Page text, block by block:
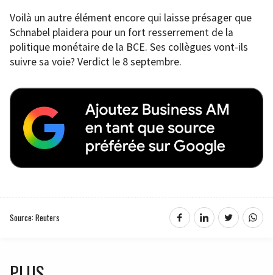
Voilà un autre élément encore qui laisse présager que
Schnabel plaidera pour un fort resserrement de la
politique monétaire de la BCE. Ses collègues vont-ils
suivre sa voie? Verdict le 8 septembre.
Source: Reuters